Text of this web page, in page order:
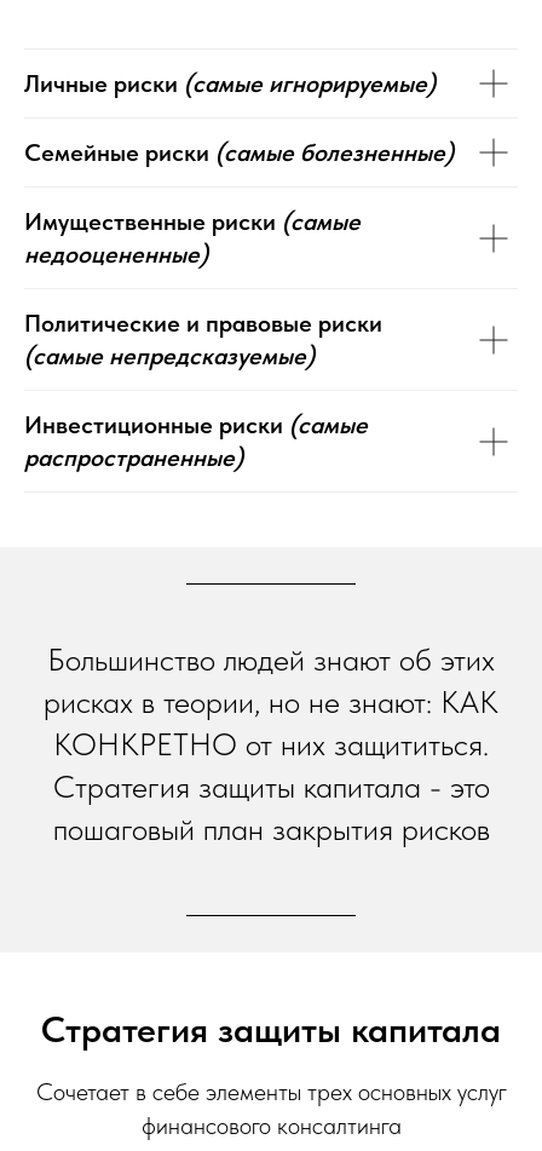
Личные риски (самые игнорируемые)
Семейные риски (самые болезненные)
Имущественные риски (самые
недооцененные)
Политические и правовые риски
(самые непредсказуемые)
Инвестиционные риски (самые
распространенные)
Большинство людей знают об этих
рисках в теории, но не знают: КАК
КОНКРЕТНО от них защититься.
Стратегия защиты капитала - это
пошаговый план закрытия рисков
Стратегия защиты капитала
Сочетает в себе элементы трех основных услуг
финансового консалтинга